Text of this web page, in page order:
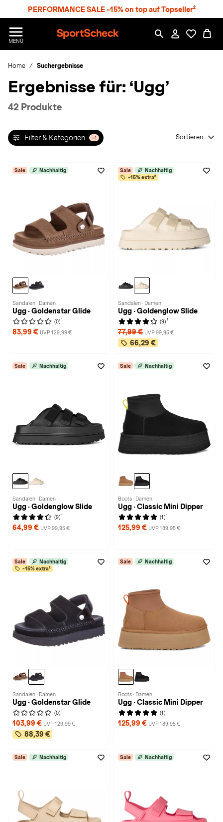
PERFORMANCE SALE -15% on top auf Topseller²
MENÜ
p
r
S
h
k
Home Suchergebnisse
Ergebnisse für: ‘Ugg’
42 Produkte
Filter & Kategorien +1 Sortieren
Sale Nachhaltig
Sandalen · Damen
Ugg · Goldenstar Glide
(0) 1
83,99 € UVP 129,99 €
Sale
Nachhaltig
-15% extra²
Sandalen · Damen
Ugg · Goldenglow Slide
(9) 1
77,99 € UVP 99,95 €
66,29 €
Sale Nachhaltig
Sandalen · Damen
Ugg · Goldenglow Slide
(9) 1
64,99 € UVP 99,95 €
Sale Nachhaltig
Boots · Damen
Ugg · Classic Mini Dipper
(1) 1
125,99 € UVP 189,95 €
Sale
Nachhaltig
-15% extra²
Sandalen · Damen
Ugg · Goldenstar Glide
(0) 1
103,99 € UVP 129,99 €
88,39 €
Sale Nachhaltig
Boots · Damen
Ugg · Classic Mini Dipper
(1) 1
125,99 € UVP 189,95 €
Sale Nachhaltig Sale Nachhaltig